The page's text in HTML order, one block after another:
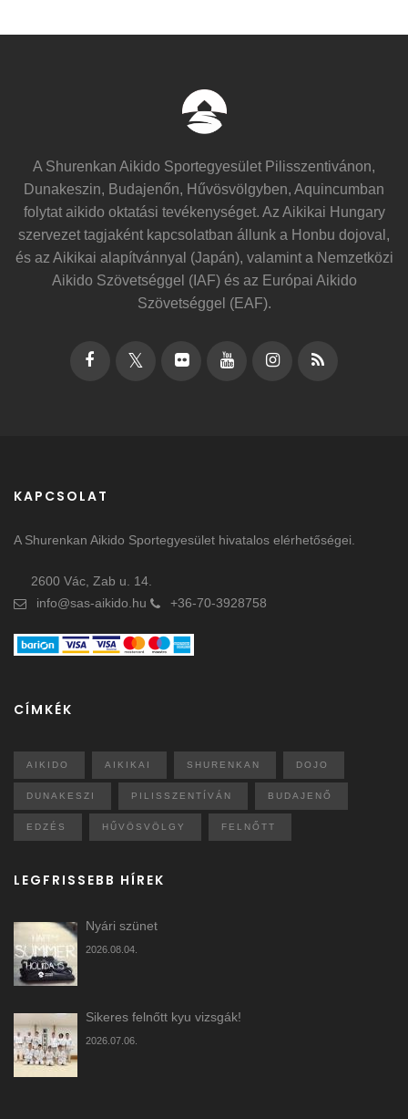
A Shurenkan Aikido Sportegyesület Pilisszentivánon,
Dunakeszin, Budajenőn, Hűvösvölgyben, Aquincumban
folytat aikido oktatási tevékenységet. Az Aikikai Hungary
szervezet tagjaként kapcsolatban állunk a Honbu dojoval,
és az Aikikai alapítvánnyal (Japán), valamint a Nemzetközi
Aikido Szövetséggel (IAF) és az Európai Aikido
Szövetséggel (EAF).
KAPCSOLAT
A Shurenkan Aikido Sportegyesület hivatalos elérhetőségei.
2600 Vác, Zab u. 14.
info@sas-aikido.hu
+36-70-3928758
CÍMKÉK
AIKIDO AIKIKAI SHURENKAN DOJO
DUNAKESZI PILISSZENTÍVÁN BUDAJENŐ
EDZÉS HŰVÖSVÖLGY FELNŐTT
LEGFRISSEBB HÍREK
Nyári szünet
2026.08.04.
Sikeres felnőtt kyu vizsgák!
2026.07.06.